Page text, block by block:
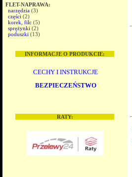
FLET-NAPRAWA:
narzędzia (3)
części (2)
korek, filc (5)
sprężynki (2)
poduszki (13)
INFORMACJE O PRODUKCIE:
CECHY I INSTRUKCJE
BEZPIECZEŃSTWO
RATY: